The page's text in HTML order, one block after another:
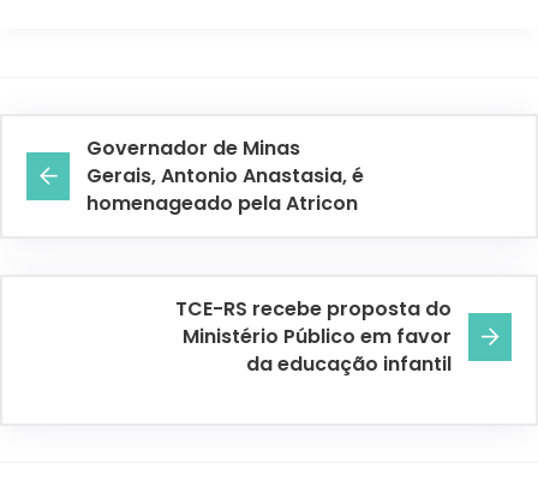
Governador de Minas
Gerais, Antonio Anastasia, é
homenageado pela Atricon
TCE-RS recebe proposta do
Ministério Público em favor
da educação infantil